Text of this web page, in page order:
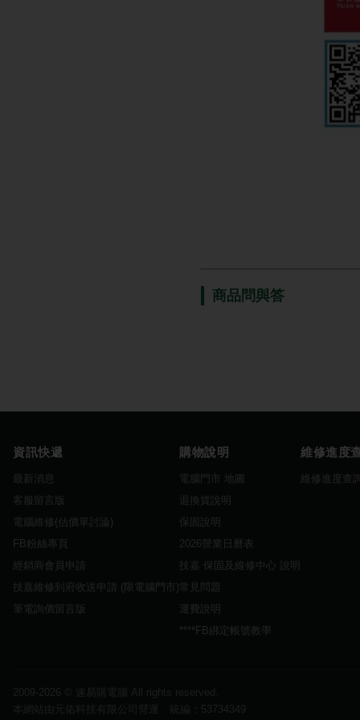
商品問與答
資訊快遞
最新消息
客服留言版
電腦維修(估價單討論)
FB粉絲專頁
經銷商會員申請
技嘉維修到府收送申請 (限電腦門市)
筆電詢價留言版
購物說明
電腦門市 地圖
退換貨說明
保固說明
2026營業日曆表
技嘉 保固及維修中心 說明
常見問題
運費說明
****FB綁定帳號教學
維修進度
維修進度查